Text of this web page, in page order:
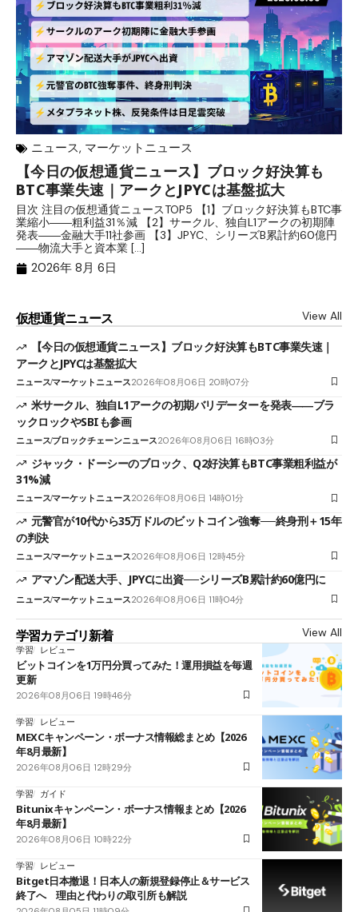
ニュース, マーケットニュース
【今日の仮想通貨ニュース】ブロック好決算も
BTC事業失速｜アークとJPYCは基盤拡大
目次 注目の仮想通貨ニュースTOP5 【1】ブロック好決算もBTC事
業縮小――粗利益31％減 【2】サークル、独自L1アークの初期陣
発表――金融大手11社参画 【3】JPYC、シリーズB累計約60億円
――物流大手と資本業 […]
2026年 8月 6日
仮想通貨ニュース View All
【今日の仮想通貨ニュース】ブロック好決算もBTC事業失速｜
アークとJPYCは基盤拡大
ニュースマーケットニュース2026年08月06日 20時07分
米サークル、独自L1アークの初期バリデーターを発表――ブラ
ックロックやSBIも参画
ニュースブロックチェーンニュース2026年08月06日 16時03分
ジャック・ドーシーのブロック、Q2好決算もBTC事業粗利益が
31%減
ニュースマーケットニュース2026年08月06日 14時01分
元警官が10代から35万ドルのビットコイン強奪──終身刑＋15年
の判決
ニュースマーケットニュース2026年08月06日 12時45分
アマゾン配送大手、JPYCに出資──シリーズB累計約60億円に
ニュースマーケットニュース2026年08月06日 11時04分
学習カテゴリ新着 View All
学習 レビュー
ビットコインを1万円分買ってみた！運用損益を毎週
更新
2026年08月06日 19時46分
学習 レビュー
MEXCキャンペーン・ボーナス情報総まとめ【2026
年8月最新】
2026年08月06日 12時29分
学習 ガイド
Bitunixキャンペーン・ボーナス情報まとめ【2026
年8月最新】
2026年08月06日 10時22分
学習 レビュー
Bitget日本撤退！日本人の新規登録停止＆サービス
終了へ 理由と代わりの取引所も解説